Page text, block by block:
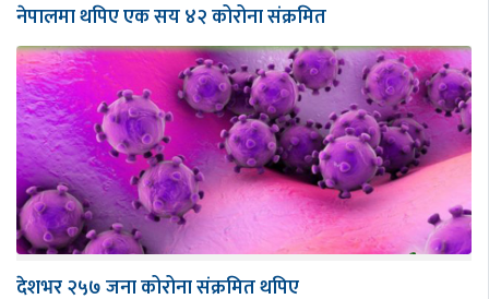
नेपालमा थपिए एक सय ४२ कोरोना संक्रमित
देशभर २५७ जना कोरोना संक्रमित थपिए